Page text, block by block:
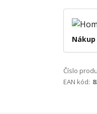
Číslo
EAN kód: